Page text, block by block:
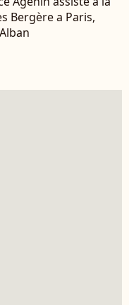
Bergère a Paris,